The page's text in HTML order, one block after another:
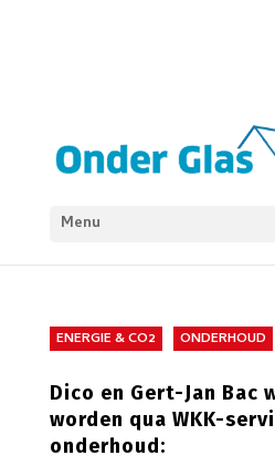
Menu
ENERGIE & CO2 ONDERHOUD
Dico en Gert-Jan Bac
worden qua WKK-
onderhoud: